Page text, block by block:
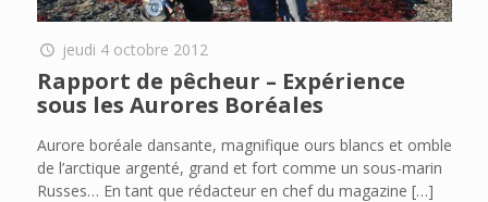
jeudi 4 octobre 2012
Rapport de pêcheur – Expérience
sous les Aurores Boréales
Aurore boréale dansante, magnifique ours blancs et omble
de l’arctique argenté, grand et fort comme un sous-marin
Russes… En tant que rédacteur en chef du magazine […]